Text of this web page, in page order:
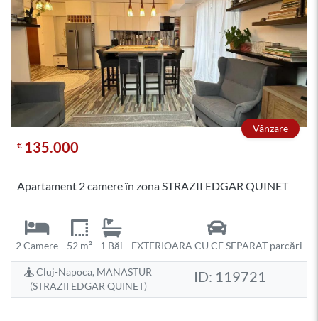
Vânzare
€ 135.000
Apartament 2 camere în zona STRAZII EDGAR QUINET
2 Camere 52 m² 1 Băi EXTERIOARA CU CF SEPARAT parcări
Cluj-Napoca, MANASTUR
(STRAZII EDGAR QUINET)
ID: 119721